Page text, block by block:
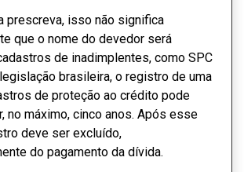
prescreva, isso não significa
que o nome do devedor será
de inadimplentes, como SPC
brasileira, o registro de uma
de proteção ao crédito pode
no máximo, cinco anos. Após esse
deve ser excluído,
do pagamento da dívida.